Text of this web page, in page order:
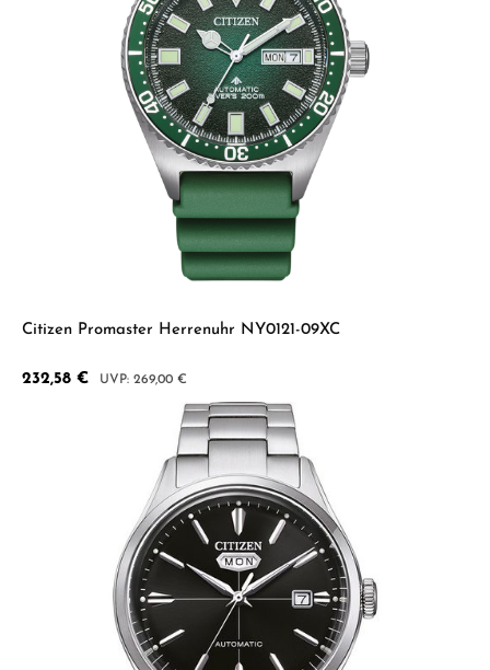
Citizen Promaster Herrenuhr NY0121-09XC
Verkaufspreis:
232,58 € Regulärer Preis:
269,00 €